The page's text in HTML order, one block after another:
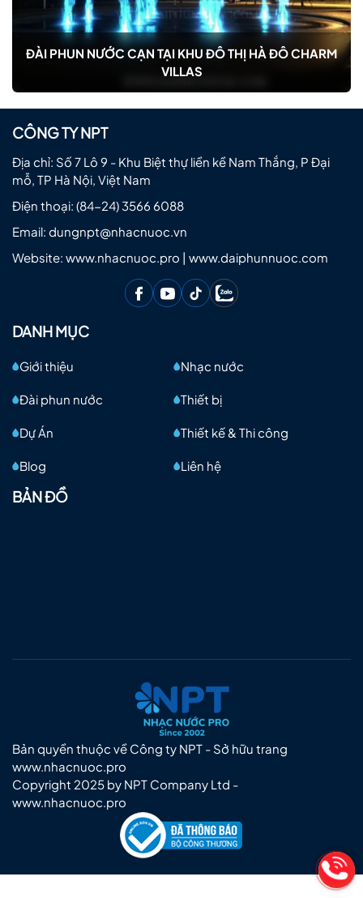
ĐÀI PHUN NƯỚC CẠN TẠI KHU ĐÔ THỊ HÀ ĐÔ CHARM
VILLAS
CÔNG TY NPT
Địa chỉ: Số 7 Lô 9 - Khu Biệt thự liền kề Nam Thắng, P Đại
mỗ, TP Hà Nội, Việt Nam
Điện thoại: (84-24) 3566 6088
Email: dungnpt@nhacnuoc.vn
Website: www.nhacnuoc.pro | www.daiphunnuoc.com
DANH MỤC
Giới thiệu Nhạc nước
Đài phun nước Thiết bị
Dự Án Thiết kế & Thi công
Blog Liên hệ
BẢN ĐỒ
Bản quyền thuộc về Công ty NPT - Sở hữu trang
www.nhacnuoc.pro
Copyright 2025 by NPT Company Ltd -
www.nhacnuoc.pro